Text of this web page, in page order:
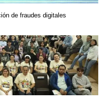
de fraudes digitales